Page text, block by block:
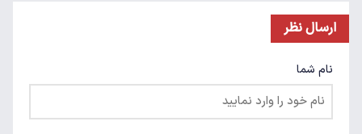
ارسال نظر
نام شما